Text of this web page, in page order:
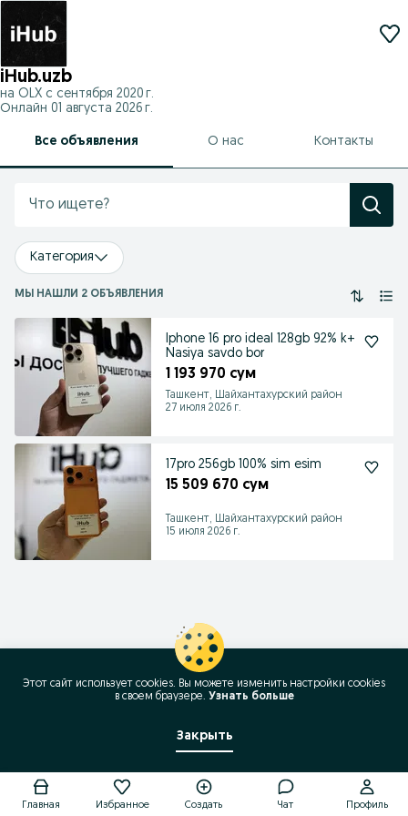
iHub.uzb
на OLX с сентября 2020 г.
Онлайн 01 августа 2026 г.
Все объявления О нас Контакты
Категория
МЫ НАШЛИ 2 ОБЪЯВЛЕНИЯ
Iphone 16 pro ideal 128gb 92% k+
Nasiya savdo bor
1 193 970 сум
Ташкент, Шайхантахурский район
27 июля 2026 г.
17pro 256gb 100% sim esim
15 509 670 сум
Ташкент, Шайхантахурский район
15 июля 2026 г.
Позвонить / SMS
Главная Избранное Создать Чат Профиль
Этот сайт использует cookies. Вы можете изменить настройки cookies
в своeм браузере. Узнать больше
Закрыть